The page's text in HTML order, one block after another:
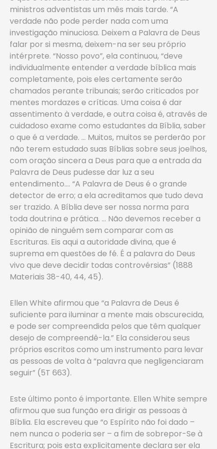
ministros adventistas um mês mais tarde. “A
verdade não pode perder nada com uma
investigação minuciosa. Deixem a Palavra de Deus
falar por si mesma, deixem-na ser seu próprio
intérprete. “Nosso povo”, ela continuou, “deve
individualmente entender a verdade bíblica mais
completamente, pois eles certamente serão
chamados perante tribunais; serão criticados por
mentes mordazes e críticas. Uma coisa é dar
assentimento à verdade, e outra coisa é, através de
cuidadoso exame como estudantes da Bíblia, saber
o que é a verdade. … Muitos, muitos se perderão por
não terem estudado suas Bíblias sobre seus joelhos,
com oração sincera a Deus para que a entrada da
Palavra de Deus pudesse dar luz a seu
entendimento.… “A Palavra de Deus é o grande
detector de erro; a ela acreditamos que tudo deva
ser trazido. A Bíblia deve ser nossa norma para
toda doutrina e prática. … Não devemos receber a
opinião de ninguém sem comparar com as
Escrituras. Eis aqui a autoridade divina, que é
suprema em questões de fé. É a palavra do Deus
vivo que deve decidir todas controvérsias” (1888
Materiais 38-40, 44, 45).
Ellen White afirmou que “a Palavra de Deus é
suficiente para iluminar a mente mais obscurecida,
e pode ser compreendida pelos que têm qualquer
desejo de compreendê-la.” Ela considerou seus
próprios escritos como um instrumento para levar
as pessoas de volta à “palavra que negligenciaram
seguir” (5T 663).
Este último ponto é importante. Ellen White sempre
afirmou que sua função era dirigir as pessoas à
Bíblia. Ela escreveu que “o Espírito não foi dado –
nem nunca o poderia ser – a fim de sobrepor-Se à
Escritura; pois esta explicitamente declara ser ela